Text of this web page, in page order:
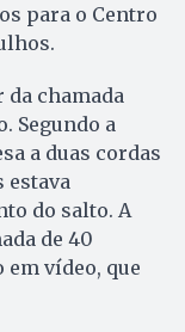
para o Centro
chamada
Segundo a
a duas cordas
estava
do salto. A
de 40
vídeo, que